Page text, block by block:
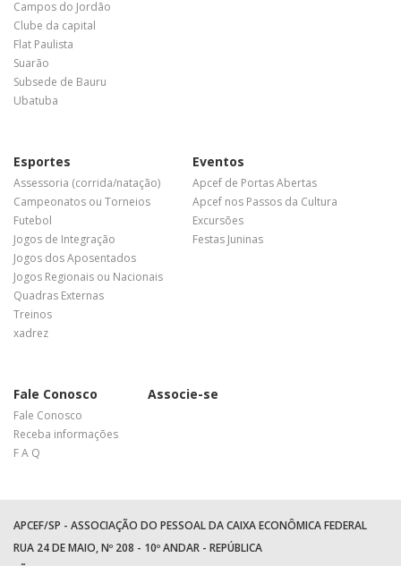
Campos do Jordão
Clube da capital
Flat Paulista
Suarão
Subsede de Bauru
Ubatuba
Esportes
Assessoria (corrida/natação)
Campeonatos ou Torneios
Futebol
Jogos de Integração
Jogos dos Aposentados
Jogos Regionais ou Nacionais
Quadras Externas
Treinos
xadrez
Eventos
Apcef de Portas Abertas
Apcef nos Passos da Cultura
Excursões
Festas Juninas
Fale Conosco
Fale Conosco
Receba informações
F A Q
Associe-se
APCEF/SP - ASSOCIAÇÃO DO PESSOAL DA CAIXA ECONÔMICA FEDERAL
RUA 24 DE MAIO, Nº 208 - 10º ANDAR - REPÚBLICA